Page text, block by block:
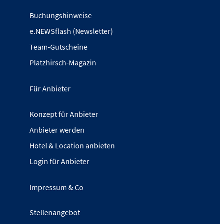
Buchungshinweise
e.NEWSflash (Newsletter)
Team-Gutscheine
Platzhirsch-Magazin
Für Anbieter
Konzept für Anbieter
Anbieter werden
Hotel & Location anbieten
Login für Anbieter
Impressum & Co
Stellenangebot